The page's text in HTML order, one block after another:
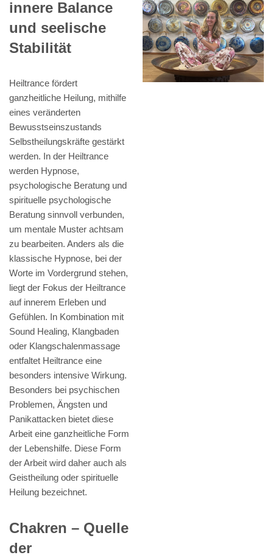
innere Balance
und seelische
Stabilität
Heiltrance fördert
ganzheitliche Heilung, mithilfe
eines veränderten
Bewusstseinszustands
Selbstheilungskräfte gestärkt
werden. In der Heiltrance
werden Hypnose,
psychologische Beratung und
spirituelle psychologische
Beratung sinnvoll verbunden,
um mentale Muster achtsam
zu bearbeiten. Anders als die
klassische Hypnose, bei der
Worte im Vordergrund stehen,
liegt der Fokus der Heiltrance
auf innerem Erleben und
Gefühlen. In Kombination mit
Sound Healing, Klangbaden
oder Klangschalenmassage
entfaltet Heiltrance eine
besonders intensive Wirkung.
Besonders bei psychischen
Problemen, Ängsten und
Panikattacken bietet diese
Arbeit eine ganzheitliche Form
der Lebenshilfe. Diese Form
der Arbeit wird daher auch als
Geistheilung oder spirituelle
Heilung bezeichnet.
Chakren – Quelle
der